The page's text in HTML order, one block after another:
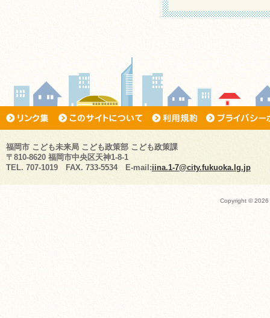
福岡市 こども未来局 こども政策部 こども政策課
〒810-8620 福岡市中央区天神1-8-1
TEL. 707-1019 FAX. 733-5534 E-mail:iina.1-7@city.fukuoka.lg.jp
Copyright ©2026